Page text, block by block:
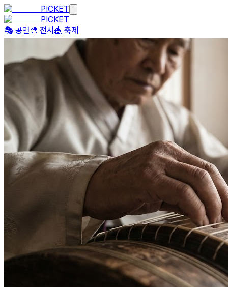
PICKET
PICKET
🎭 공연🎨 전시 🎪 축제